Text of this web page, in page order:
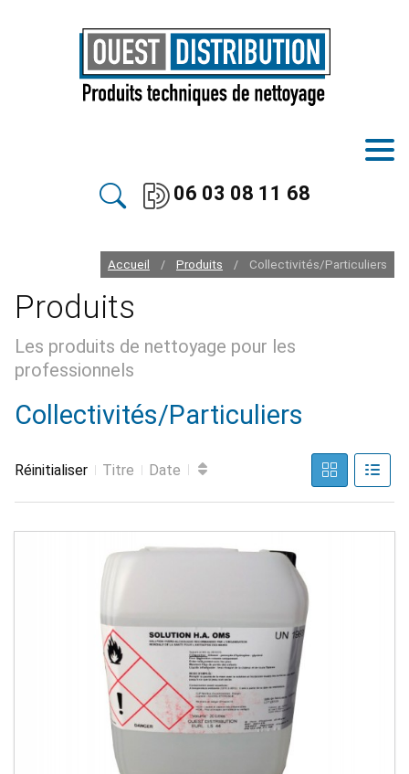
06 03 08 11 68
Accueil / Produits / Collectivités/Particuliers
Produits
Les produits de nettoyage pour les
professionnels
Collectivités/Particuliers
Réinitialiser Titre Date